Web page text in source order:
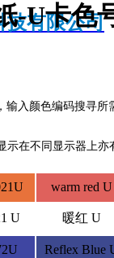
技有限公司
-U卡色
输入颜色编码搜寻所
在不同显示器上亦
warm red U
U 暖红 U
Reflex Blue